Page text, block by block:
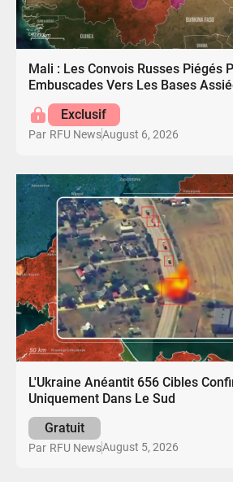
Mali : Les Convois Russes Piégés
Embuscades Vers Les Bases
Exclusif
Par RFU NewsAugust 6, 2026
L'Ukraine Anéantit 656 Cibles
Uniquement Dans Le Sud
Gratuit
Par RFU NewsAugust 5, 2026